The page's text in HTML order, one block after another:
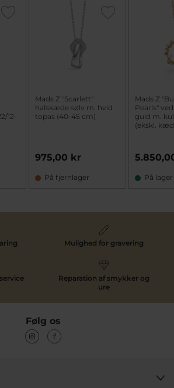
12-
Mads Z "Scarlett"
halskæde sølv m. hvid
topas (40-45 cm)
975,00 kr
På fjernlager
Mads Z
Pearls"
guld m.
(ekskl.
På lager
Mulighed for gravering
Reparation af smykker og
ure
Følg os